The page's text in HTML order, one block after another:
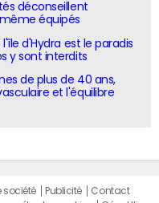
déconseillent
équipés
d'Hydra est le paradis
y sont interdits
de plus de 40 ans,
et l'équilibre
société Publicité
Contact